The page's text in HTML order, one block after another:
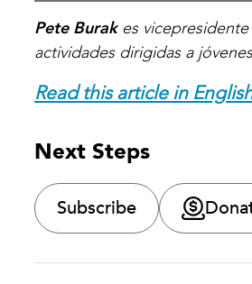
Pete Burakes vicepresidente
actividades dirigidas a
Read this article in
Next Steps
Subscribe